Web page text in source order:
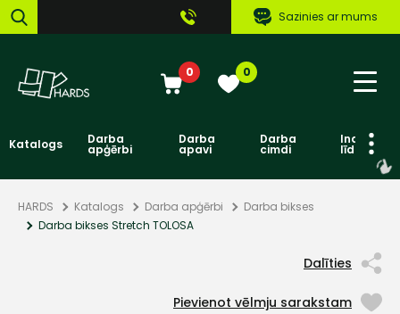
Sazinies ar mums
0 0
Katalogs Darba
apģērbi
Darba
apavi
Darba
cimdi līdzekļi
HARDS Katalogs Darba apģērbi
Darba bikses
Darba bikses Stretch TOLOSA
Dalīties
Pievienot vēlmju sarakstam